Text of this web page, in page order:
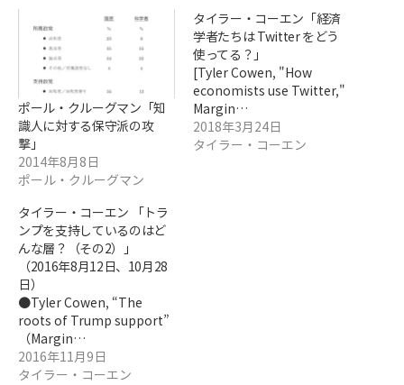
ポール・クルーグマン「知
識人に対する保守派の攻
撃」
2014年8月8日
ポール・クルーグマン
タイラー・コーエン「経済
学者たちは Twitter をどう
使ってる？」
[Tyler Cowen, "How
economists use Twitter,"
Margin…
2018年3月24日
タイラー・コーエン
タイラー・コーエン 「トラ
ンプを支持しているのはど
んな層？（その2）」
（2016年8月12日、10月28
日）
●Tyler Cowen, “The
roots of Trump support”
（Margin…
2016年11月9日
タイラー・コーエン